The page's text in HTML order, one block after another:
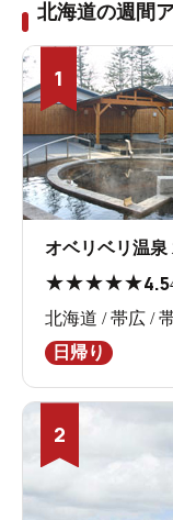
北海道の週間
1
オベリベリ温泉
★★★★★4.5
北海道 / 帯広 /
日帰り
2